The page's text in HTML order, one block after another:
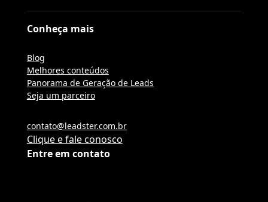
Conheça mais
Blog
Melhores conteúdos
Panorama de Geração de Leads
Seja um parceiro
Entre em contato
contato@leadster.com.br
Clique e fale conosco